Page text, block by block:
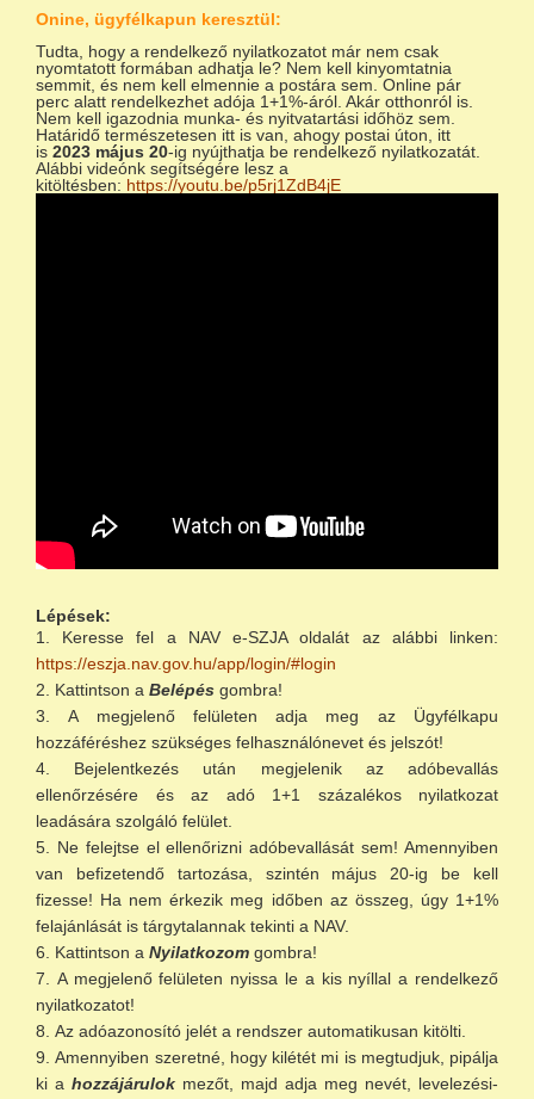
Onine, ügyfélkapun keresztül:
Tudta, hogy a rendelkező nyilatkozatot már nem csak
nyomtatott formában adhatja le? Nem kell kinyomtatnia
semmit, és nem kell elmennie a postára sem. Online pár
perc alatt rendelkezhet adója 1+1%-áról. Akár otthonról is.
Nem kell igazodnia munka- és nyitvatartási időhöz sem.
Határidő természetesen itt is van, ahogy postai úton, itt
is 2023 május 20-ig nyújthatja be rendelkező nyilatkozatát.
Alábbi videónk segítségére lesz a
kitöltésben: https://youtu.be/p5rj1ZdB4jE
Lépések:
Keresse fel a NAV e-SZJA oldalát az alábbi linken:
https://eszja.nav.gov.hu/app/login/#login
Kattintson a Belépés gombra!
A megjelenő felületen adja meg az Ügyfélkapu
hozzáféréshez szükséges felhasználónevet és jelszót!
Bejelentkezés után megjelenik az adóbevallás
ellenőrzésére és az adó 1+1 százalékos nyilatkozat
leadására szolgáló felület.
Ne felejtse el ellenőrizni adóbevallását sem! Amennyiben
van befizetendő tartozása, szintén május 20-ig be kell
fizesse! Ha nem érkezik meg időben az összeg, úgy 1+1%
felajánlását is tárgytalannak tekinti a NAV.
Kattintson a Nyilatkozom gombra!
A megjelenő felületen nyissa le a kis nyíllal a rendelkező
nyilatkozatot!
Az adóazonosító jelét a rendszer automatikusan kitölti.
Amennyiben szeretné, hogy kilétét mi is megtudjuk, pipálja
ki a hozzájárulok mezőt, majd adja meg nevét, levelezési-